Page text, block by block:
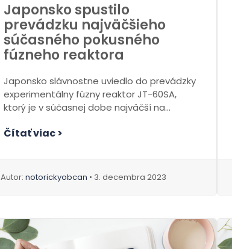
Japonsko spustilo
prevádzku najväčšieho
súčasného pokusného
fúzneho reaktora
Japonsko slávnostne uviedlo do prevádzky
experimentálny fúzny reaktor JT-60SA,
ktorý je v súčasnej dobe najväčší na
Čítať viac >
Autor: notorickyobcan • 3. decembra 2023